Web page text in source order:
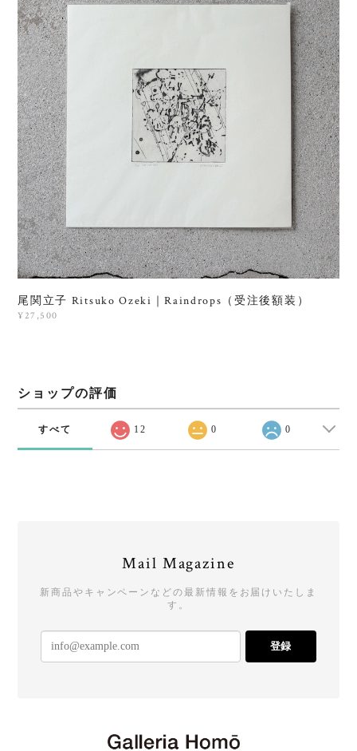
尾関立子 Ritsuko Ozeki｜Raindrops（受注後額装）
¥27,500
ショップの評価
すべて 12 0 0
Mail Magazine
新商品やキャンペーンなどの最新情報をお届けいたしま
す。
登録